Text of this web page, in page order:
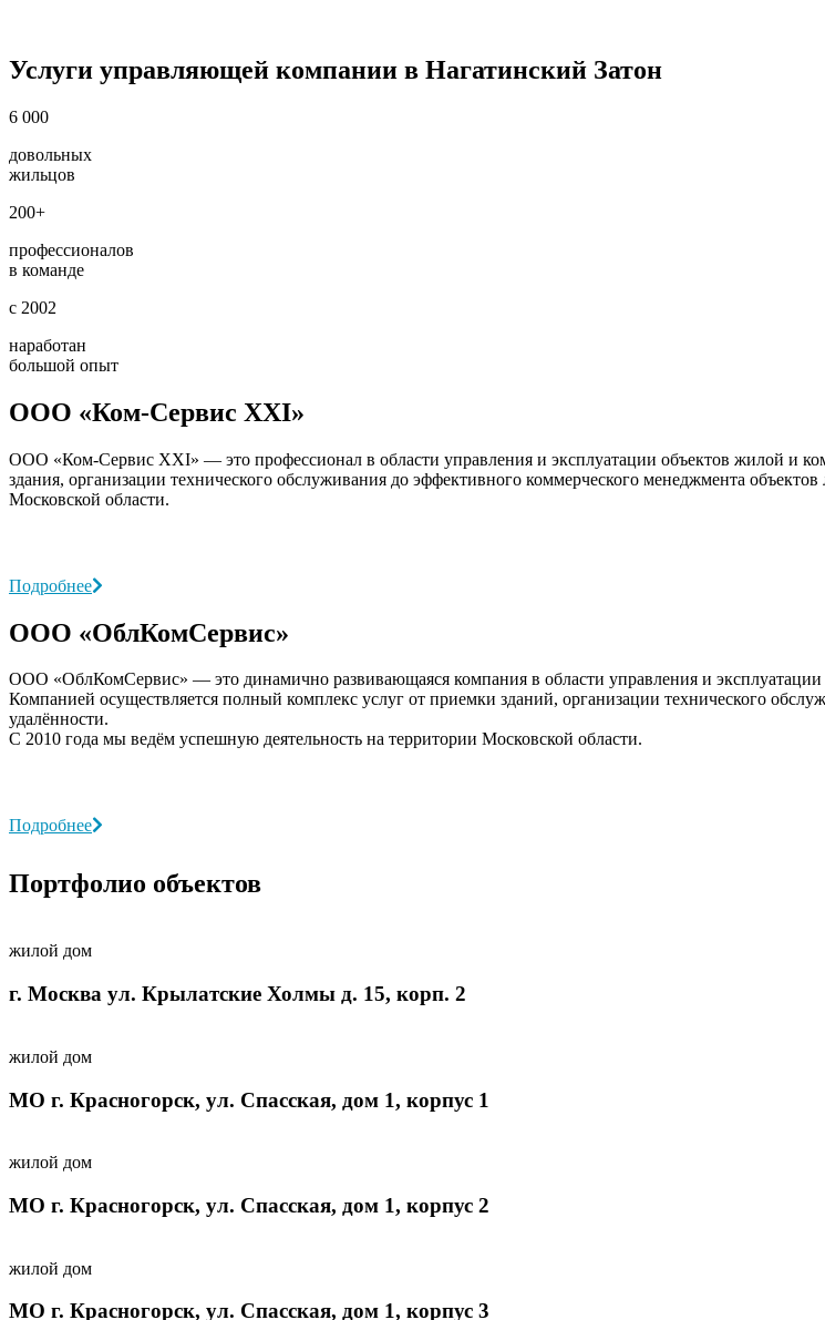
Услуги управляющей компании в Нагатинский Затон
6 000
довольных
жильцов
200+
профессионалов
в команде
с 2002
наработан
большой опыт
ООО «Ком-Сервис XXI»
ООО «Ком-Сервис XXI» — это профессионал в области управления и эксплуатации объектов жилой и
здания, организации технического обслуживания до эффективного коммерческого менеджмента
Московской области.
Подробнее
ООО «ОблКомСервис»
ООО «ОблКомСервис» — это динамично развивающаяся компания в области управления и
Компанией осуществляется полный комплекс услуг от приемки зданий, организации технического
удалённости.
С 2010 года мы ведём успешную деятельность на территории Московской области.
Подробнее
Портфолио объектов
жилой дом
г. Москва ул. Крылатские Холмы д. 15, корп. 2
жилой дом
МО г. Красногорск, ул. Спасская, дом 1, корпус 1
жилой дом
МО г. Красногорск, ул. Спасская, дом 1, корпус 2
жилой дом
МО г. Красногорск, ул. Спасская, дом 1, корпус 3